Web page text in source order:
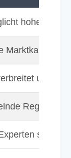
hohe
und
sehen